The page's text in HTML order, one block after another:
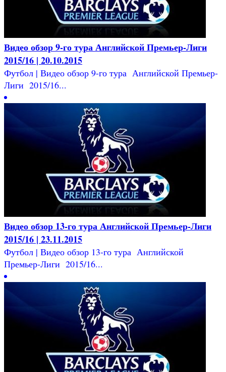
Видео обзор 9-го тура Английской Премьер-Лиги
2015/16 | 20.10.2015
Футбол | Видео обзор 9-го тура Английской Премьер-
Лиги 2015/16...
Видео обзор 13-го тура Английской Премьер-Лиги
2015/16 | 23.11.2015
Футбол | Видео обзор 13-го тура Английской
Премьер-Лиги 2015/16...